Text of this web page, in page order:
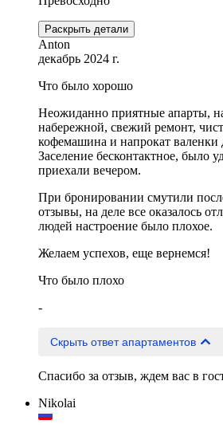
Раскрыть детали
Anton
декабрь 2024 г.
Что было хорошо
Неожиданно приятные апарты,
набережной, свежий ремонт,
кофемашина и напрокат валенки
Заселение бесконтактное, было
приехали вечером.
При бронировании смутили
отзывы, на деле все оказалось
людей настроение было плохое.
Желаем успехов, еще вернемся!
Что было плохо
-
Скрыть ответ апартаментов
Спасибо за отзыв, ждем вас в
Nikolai